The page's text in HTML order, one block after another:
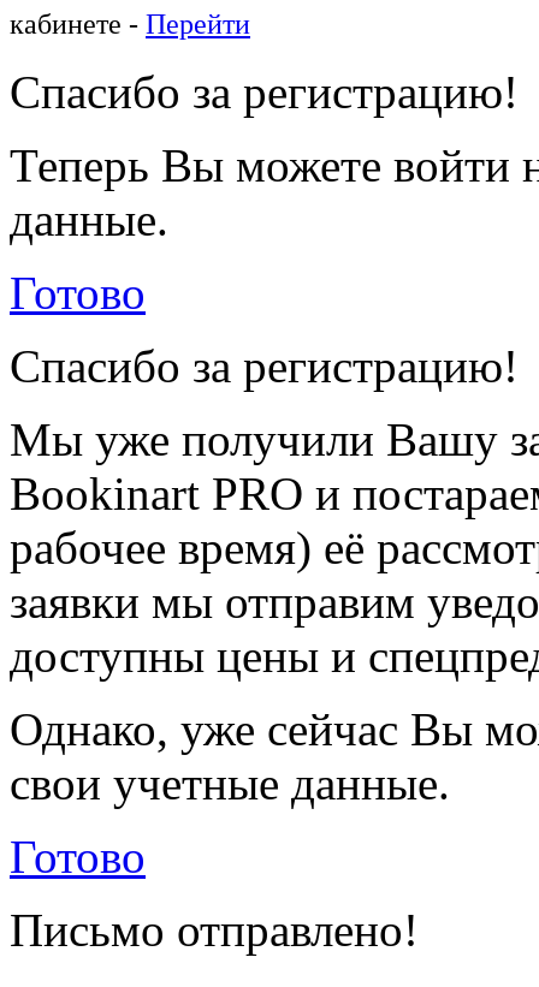
кабинете - Перейти
Спасибо за регистрацию!
Теперь Вы можете войти
данные.
Готово
Спасибо за регистрацию!
Мы уже получили Вашу
Bookinart PRO и
рабочее время) её
заявки мы отправим
доступны цены и
Однако, уже сейчас Вы
свои учетные данные.
Готово
Письмо отправлено!